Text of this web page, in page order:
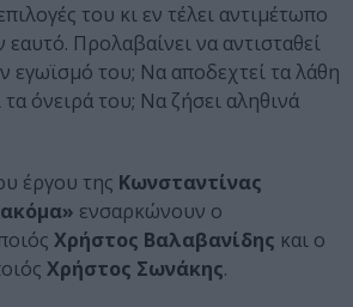
του κι εν τέλει αντιμέτωπο
εαυτό. Προλαβαίνει να αντισταθεί
εγωϊσμό του; Να αποδεχτεί τα λάθη
όνειρά του; Να ζήσει αληθινά
έργου της Κωνσταντίνας
ενσαρκώνουν ο
Χρήστος Βαλαβανίδης και ο
Χρήστος Σωνάκης.